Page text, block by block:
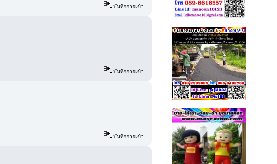
บันทึกการเข้า
บันทึกการเข้า
บันทึกการเข้า